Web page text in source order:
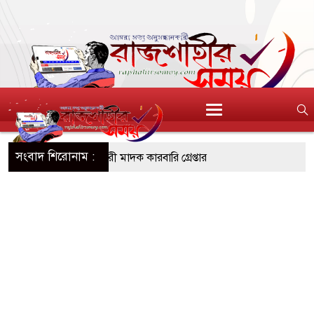
সংবাদ শিরোনাম :
বোতল স্ক্যাফসহ নারী মাদক কারবারি গ্রেপ্তার